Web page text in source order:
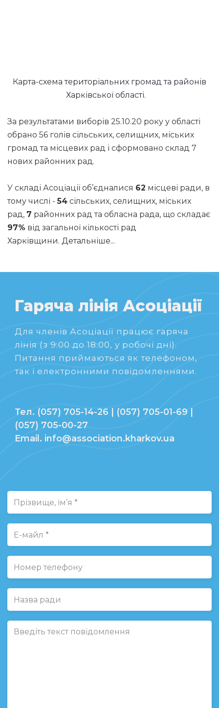
Карта-схема територіальних громад та районів
Харківської області.
За результатами виборів 25.10.20 року у області
обрано 56 голів сільських, селищних, міських
громад та місцевих рад і сформовано склад 7
нових районних рад.
У складі Асоціації об’єдналися 62 місцеві ради, в
тому числі -54 сільських, селищних, міських
рад, 7 районних рад та обласна рада, що складає
97% від загальної кількості рад
Харківщини. Детальніше...
Гаряча лінія Асоціації
Для членів Асоціації працює гаряча
лінія (з 9:00 до 18:00, у робочі дні).
Питання приймаються як телефоном,
так і електронними повідомленнями.
Тел. (057) 705-14-26 | (057) 705-01-69 |
(057) 705-00-27
Email. info@association.kharkov.ua